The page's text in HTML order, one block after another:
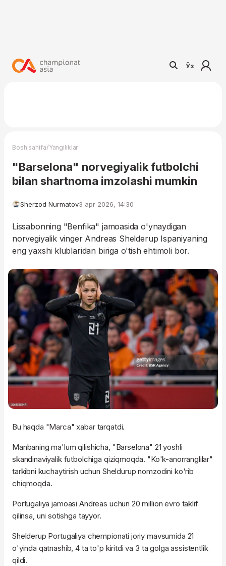
Ўз
Bosh sahifa/Yangiliklar
"Barselona" norvegiyalik futbolchi
bilan shartnoma imzolashi mumkin
Sherzod Nurmatov3 apr 2026, 14:30
Lissabonning "Benfika" jamoasida o'ynaydigan
norvegiyalik vinger Andreas Shelderup Ispaniyaning
eng yaxshi klublaridan biriga o'tish ehtimoli bor.
Bu haqda "Marca" xabar tarqatdi.
Manbaning ma'lum qilishicha, "Barselona" 21 yoshli
skandinaviyalik futbolchiga qiziqmoqda. "Ko'k-anorranglilar"
tarkibni kuchaytirish uchun Sheldurup nomzodini ko'rib
chiqmoqda.
Portugaliya jamoasi Andreas uchun 20 million evro taklif
qilinsa, uni sotishga tayyor.
Shelderup Portugaliya chempionati joriy mavsumida 21
o'yinda qatnashib, 4 ta to'p kiritdi va 3 ta golga assistentlik
qildi.